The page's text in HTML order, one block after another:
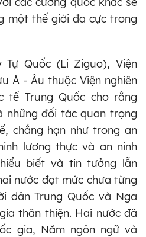
một thế giới đa cực trong
Quốc (Li Ziguo), Viện
Á - Âu thuộc Viện nghiên
tế Trung Quốc cho rằng
những đối tác quan trọng
chẳng hạn như trong an
lương thực và an ninh
biết và tin tưởng lẫn
nước đạt mức chưa từng
dân Trung Quốc và Nga
thân thiện. Hai nước đã
gia, Năm ngôn ngữ và